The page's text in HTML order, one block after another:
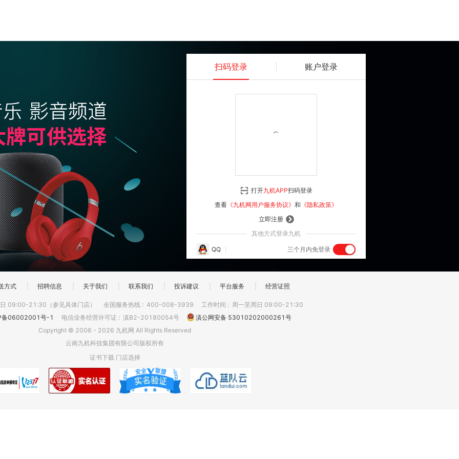
扫码登录 账户登录
登 录
立即注册
其他方式登录九机
QQ 三个月内免登录
打开九机APP扫码登录
查看 《九机网用户服务协议》 和 《隐私政策》
方式 招聘信息 关于我们 联系我们 投诉建议 平台服务 经营证照
09:00-21:30（参见具体门店） 全国服务热线 : 400-008-3939 工作时间 : 周一至周日 09:00-21:30
备06002001号-1
电信业务经营许可证 : 滇B2-20180054号
滇公网安备 53010202000261号
Copyright © 2006 - 2026 九机网 All Rights Reserved
云南九机科技集团有限公司版权所有
证书下载 门店选择